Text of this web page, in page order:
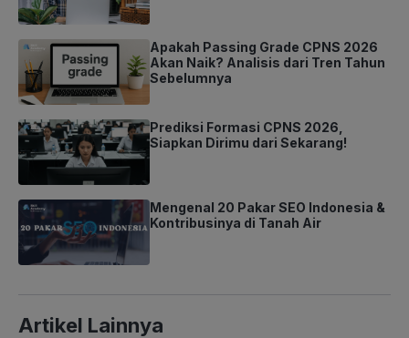
Apakah Passing Grade CPNS 2026
Akan Naik? Analisis dari Tren Tahun
Sebelumnya
Prediksi Formasi CPNS 2026,
Siapkan Dirimu dari Sekarang!
Mengenal 20 Pakar SEO Indonesia &
Kontribusinya di Tanah Air
Artikel Lainnya